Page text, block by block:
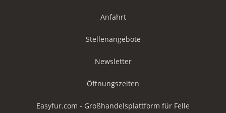
Anfahrt
Stellenangebote
Newsletter
Öffnungszeiten
Easyfur.com - Großhandelsplattform für Felle